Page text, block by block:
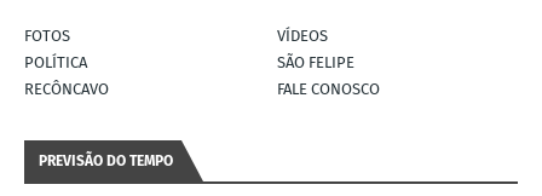
FOTOS
VÍDEOS
POLÍTICA
SÃO FELIPE
RECÔNCAVO
FALE CONOSCO
PREVISÃO DO TEMPO